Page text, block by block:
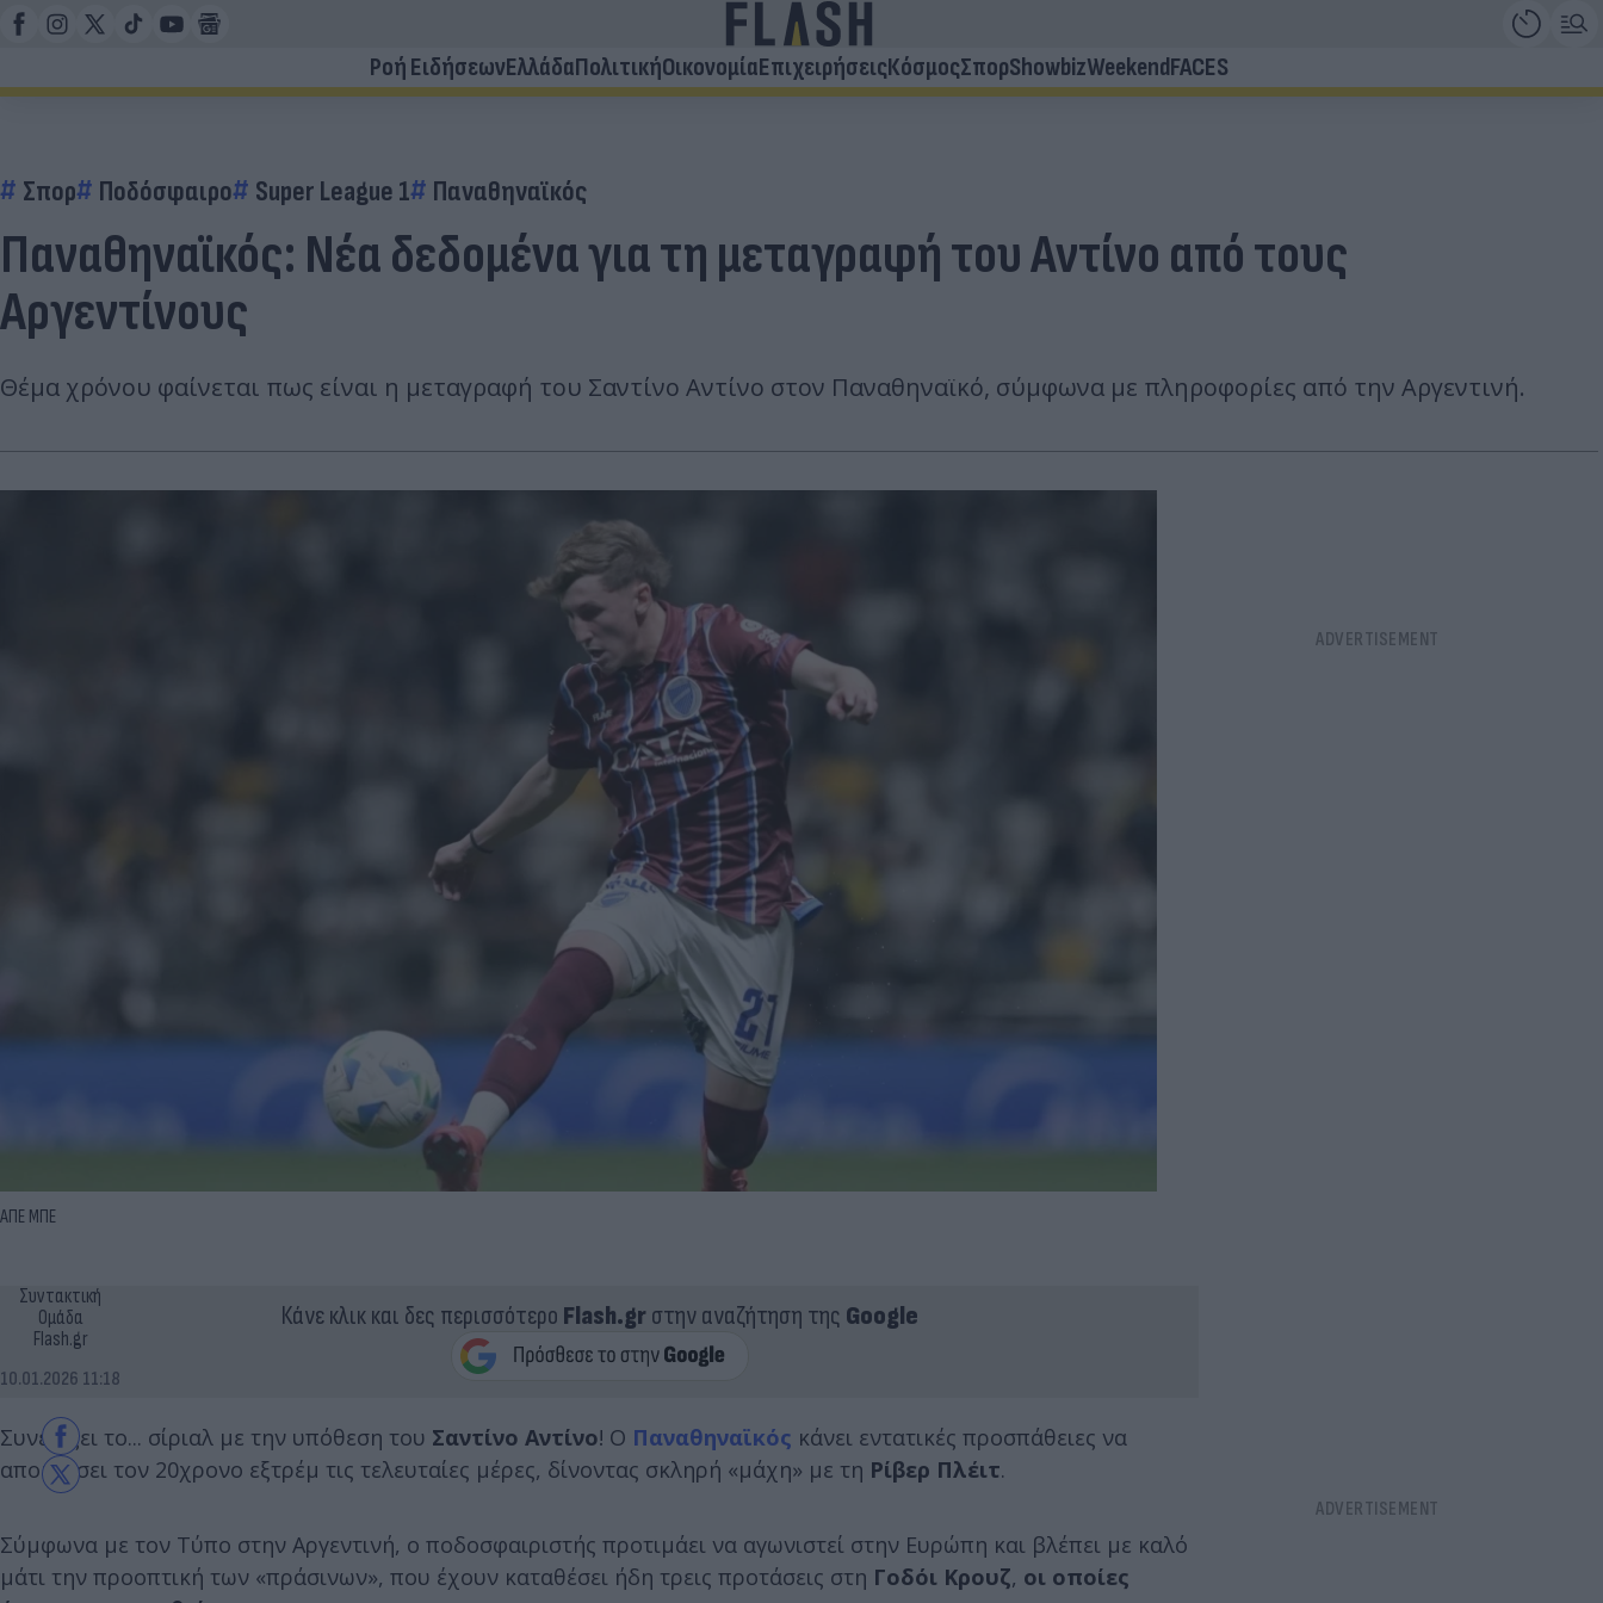
Ροή ΕιδήσεωνΕλλάδαΠολιτικήΟικονομίαΕπιχειρήσειςΚόσμοςΣπορShowbizWeekendFACES
Σπορ Ποδόσφαιρο Super League 1 Παναθηναϊκός
Παναθηναϊκός: Νέα δεδομένα για τη μεταγραφή του Αντίνο από τους
Αργεντίνους
Θέμα χρόνου φαίνεται πως είναι η μεταγραφή του Σαντίνο Αντίνο στον Παναθηναϊκό, σύμφωνα με πληροφορίες από την Αργεντινή.
ΑΠΕ ΜΠΕ
Συντακτική
Ομάδα
Flash.gr
10.01.2026 11:18
Κάνε κλικ και δες περισσότερο Flash.grστην αναζήτηση της Google
Συνεχίζει το... σίριαλ με την υπόθεση του Σαντίνο Αντίνο! Ο Παναθηναϊκός κάνει εντατικές προσπάθειες να
αποκτήσει τον 20χρονο εξτρέμ τις τελευταίες μέρες, δίνοντας σκληρή «μάχη» με τη Ρίβερ Πλέιτ.
Σύμφωνα με τον Τύπο στην Αργεντινή, ο ποδοσφαιριστής προτιμάει να αγωνιστεί στην Ευρώπη και βλέπει με καλό
μάτι την προοπτική των «πράσινων», που έχουν καταθέσει ήδη τρεις προτάσεις στη Γοδόι Κρουζ, οι οποίες